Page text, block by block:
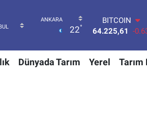
22°
DOLAR
47,6704
0
55,0406 -0.08
STERLİN
Dünyada Tarım Yerel Tarım